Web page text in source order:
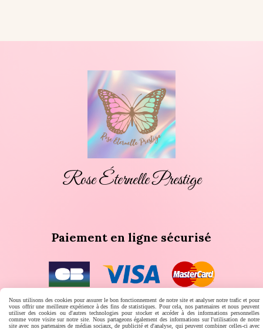
Rose Éternelle Prestige
Paiement en ligne sécurisé
Livraison rapide
Nous utilisons des cookies pour assurer le bon fonctionnement de notre site et analyser notre trafic et pour
vous offrir une meilleure expérience à des fins de statistiques. Pour cela, nos partenaires et nous peuvent
utiliser des cookies ou d'autres technologies pour stocker et accéder à des informations personnelles
comme votre visite sur notre site. Nous partageons également des informations sur l'utilisation de notre
site avec nos partenaires de médias sociaux, de publicité et d'analyse, qui peuvent combiner celles-ci avec